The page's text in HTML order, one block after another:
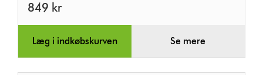
849 kr
Læg i indkøbskurven Se mere